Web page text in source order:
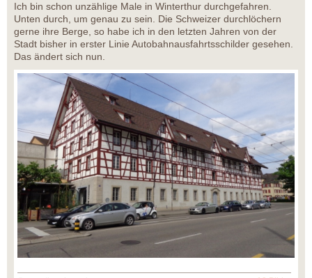
Ich bin schon unzählige Male in Winterthur durchgefahren.
Unten durch, um genau zu sein. Die Schweizer durchlöchern
gerne ihre Berge, so habe ich in den letzten Jahren von der
Stadt bisher in erster Linie Autobahnausfahrtsschilder gesehen.
Das ändert sich nun.